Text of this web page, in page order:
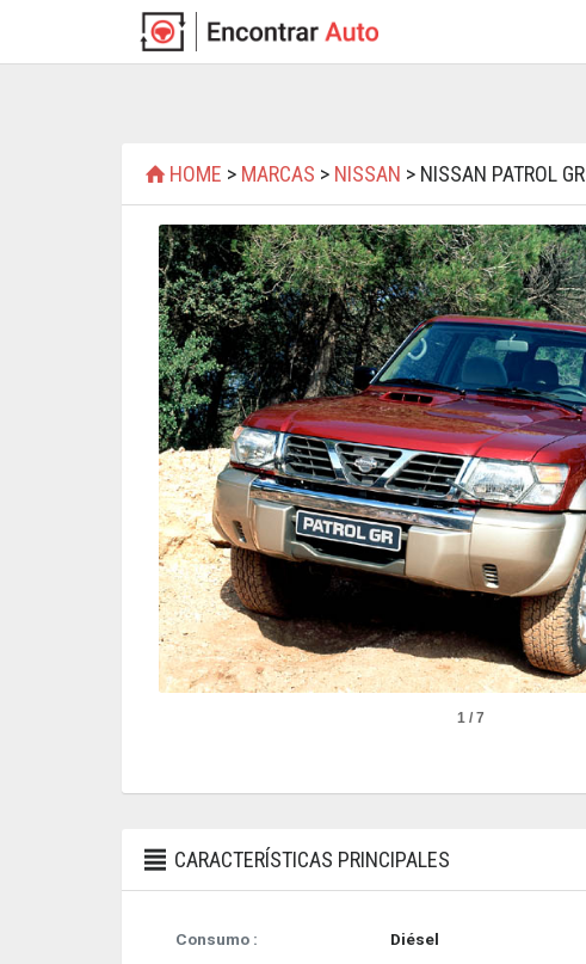
HOME > MARCAS > NISSAN > NISSAN PATROL GR
1 / 7
CARACTERÍSTICAS PRINCIPALES
Consumo :
Diésel